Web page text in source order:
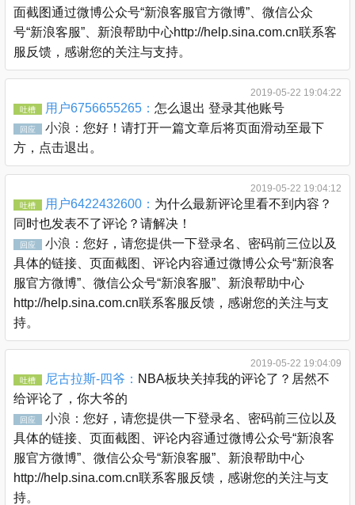
面截图通过微博公众号“新浪客服官方微博”、微信公众
号“新浪客服”、新浪帮助中心http://help.sina.com.cn联系客
服反馈，感谢您的关注与支持。
2019-05-22 19:04:22
吐槽 用户6756655265： 怎么退出 登录其他账号
回应 小浪： 您好！请打开一篇文章后将页面滑动至最下
方，点击退出。
2019-05-22 19:04:12
吐槽 用户6422432600： 为什么最新评论里看不到内容？
同时也发表不了评论？请解决！
回应 小浪： 您好，请您提供一下登录名、密码前三位以及
具体的链接、页面截图、评论内容通过微博公众号“新浪客
服官方微博”、微信公众号“新浪客服”、新浪帮助中心
http://help.sina.com.cn联系客服反馈，感谢您的关注与支
持。
2019-05-22 19:04:09
吐槽 尼古拉斯-四爷： NBA板块关掉我的评论了？居然不
给评论了，你大爷的
回应 小浪： 您好，请您提供一下登录名、密码前三位以及
具体的链接、页面截图、评论内容通过微博公众号“新浪客
服官方微博”、微信公众号“新浪客服”、新浪帮助中心
http://help.sina.com.cn联系客服反馈，感谢您的关注与支
持。